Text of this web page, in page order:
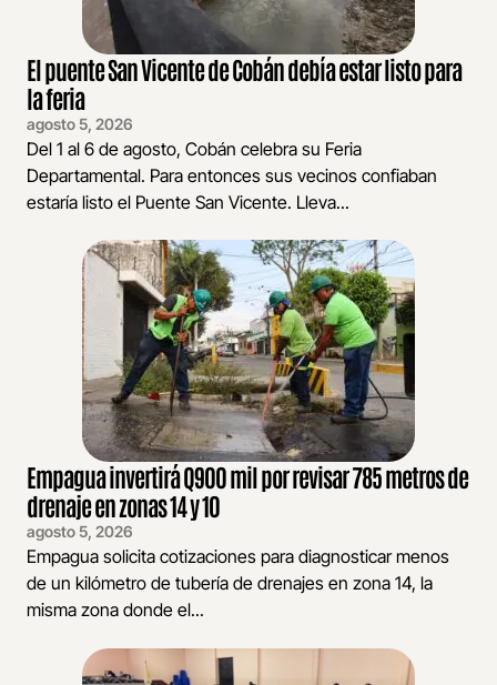
El puente San Vicente de Cobán debía estar listo para
la feria
agosto 5, 2026
Del 1 al 6 de agosto, Cobán celebra su Feria
Departamental. Para entonces sus vecinos confiaban
estaría listo el Puente San Vicente. Lleva...
Empagua invertirá Q900 mil por revisar 785 metros de
drenaje en zonas 14 y 10
agosto 5, 2026
Empagua solicita cotizaciones para diagnosticar menos
de un kilómetro de tubería de drenajes en zona 14, la
misma zona donde el...